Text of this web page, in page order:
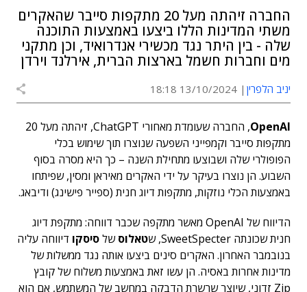
החברה זיהתה מעל 20 מתקפות סייבר שהאקרים
משתי המדינות הללו ביצעו באמצעות התוכנה
שלה - בין היתר נגד מכשירי אנדרואיד, וכן מתקני
מים וחברות חשמל בארצות הברית, אירלנד וירדן
יניב הלפרין 13/10/2024 18:18
OpenAI
, החברה שעומדת מאחורי ChatGPT, זיהתה מעל 20
מתקפות סייבר וקמפייני השפעה שנוצרו תוך שימוש בכלי
הפופולרי שלה ושבוצעו מתחילת השנה – כך היא מסרה בסוף
השבוע. הן נוצרו בעיקר על ידי האקרים מאיראן ומסין, שפיתחו
באמצעות הכלי נוזקות, מתקפות דיוג חנית (ספייר פישינג) ודיבאג.
הדיווח של OpenAI מאשר מתקפה שכבר דווחה: מתקפת דיוג
חנית שכונתה SweetSpecter, ש
טאלוסשלסיסקו דיווחה עליה
בנובמבר האחרון. האקרים סינים ביצעו אותה נגד ממשלות של
מדינות אחרות באסיה. הן עשו זאת באמצעות משלוח של קובץ
Zip זדוני, שיוצר שרשרת הדבקה במחשב של המשתמש, אם הוא